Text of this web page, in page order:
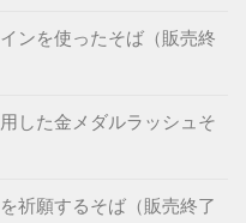
ンを使ったそば（販売終
した金メダルラッシュそ
祈願するそば（販売終了